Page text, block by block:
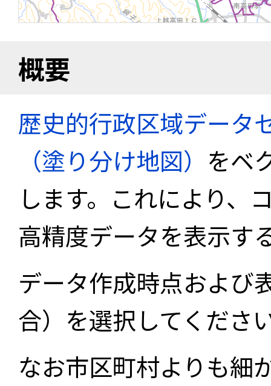
概要
歴史的行政区域データ
（塗り分け地図） をベ
します。これにより、
高精度データを表示す
データ作成時点および
合）を選択してくださ
なお市区町村よりも細